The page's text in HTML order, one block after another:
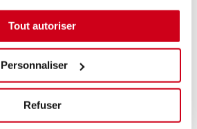
Tout autoriser
Personnaliser
Refuser